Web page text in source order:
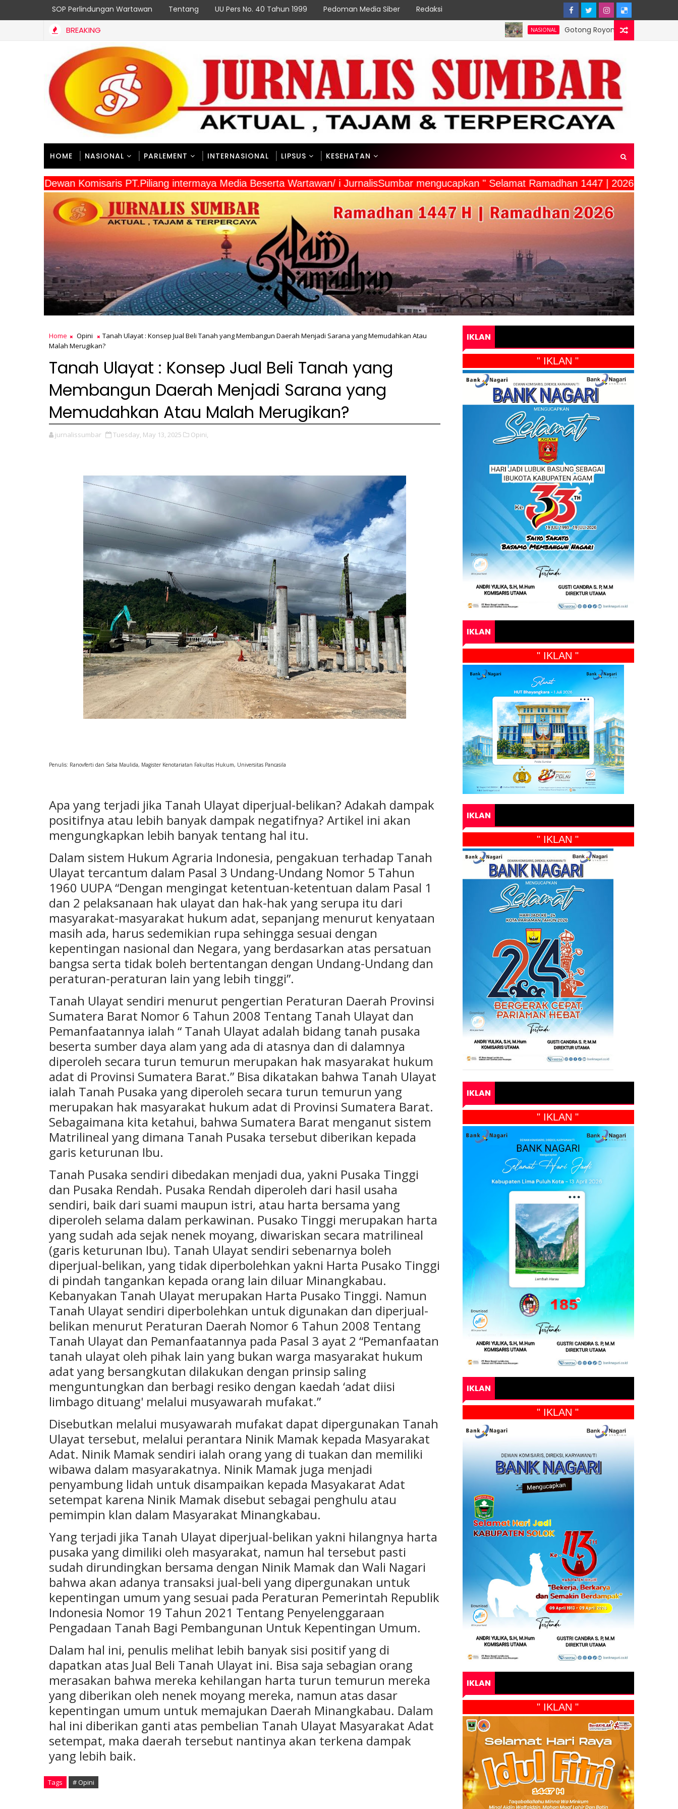
SOP Perlindungan Wartawan Tentang UU Pers No. 40 Tahun 1999 Pedoman Media Siber Redaksi
BREAKING
Gotong Royong Demi Setetes Kehidupan, Satgas
Penyuluhan Wasbang & Hukum, Tanamkan Kesadaran Berbangsa serta Taat Aturan di Kampung Sesor
HOME NASIONAL PARLEMENT INTERNASIONAL LIPSUS KESEHATAN
" Dewan Komisaris PT.Piliang intermaya Media Beserta Wartawan/ i JurnalisSumbar mengucapkan " Selamat Ramadhan 1447 | 2026"
Home Opini
Tanah Ulayat : Konsep Jual Beli Tanah yang Membangun Daerah Menjadi Sarana yang Memudahkan Atau
Malah Merugikan?
Tanah Ulayat : Konsep Jual Beli Tanah yang
Membangun Daerah Menjadi Sarana yang
Memudahkan Atau Malah Merugikan?
jurnalissumbar Tuesday, May 13, 2025 Opini,
Penulis: Ranovferti dan Salsa Maulida, Magister Kenotariatan Fakultas Hukum, Universitas Pancasila
Apa yang terjadi jika Tanah Ulayat diperjual-belikan? Adakah dampak
positifnya atau lebih banyak dampak negatifnya? Artikel ini akan
mengungkapkan lebih banyak tentang hal itu.
Dalam sistem Hukum Agraria Indonesia, pengakuan terhadap Tanah
Ulayat tercantum dalam Pasal 3 Undang-Undang Nomor 5 Tahun
1960 UUPA “Dengan mengingat ketentuan-ketentuan dalam Pasal 1
dan 2 pelaksanaan hak ulayat dan hak-hak yang serupa itu dari
masyarakat-masyarakat hukum adat, sepanjang menurut kenyataan
masih ada, harus sedemikian rupa sehingga sesuai dengan
kepentingan nasional dan Negara, yang berdasarkan atas persatuan
bangsa serta tidak boleh bertentangan dengan Undang-Undang dan
peraturan-peraturan lain yang lebih tinggi”.
Tanah Ulayat sendiri menurut pengertian Peraturan Daerah Provinsi
Sumatera Barat Nomor 6 Tahun 2008 Tentang Tanah Ulayat dan
Pemanfaatannya ialah “ Tanah Ulayat adalah bidang tanah pusaka
beserta sumber daya alam yang ada di atasnya dan di dalamnya
diperoleh secara turun temurun merupakan hak masyarakat hukum
adat di Provinsi Sumatera Barat.” Bisa dikatakan bahwa Tanah Ulayat
ialah Tanah Pusaka yang diperoleh secara turun temurun yang
merupakan hak masyarakat hukum adat di Provinsi Sumatera Barat.
Sebagaimana kita ketahui, bahwa Sumatera Barat menganut sistem
Matrilineal yang dimana Tanah Pusaka tersebut diberikan kepada
garis keturunan Ibu.
Tanah Pusaka sendiri dibedakan menjadi dua, yakni Pusaka Tinggi
dan Pusaka Rendah. Pusaka Rendah diperoleh dari hasil usaha
sendiri, baik dari suami maupun istri, atau harta bersama yang
diperoleh selama dalam perkawinan. Pusako Tinggi merupakan harta
yang sudah ada sejak nenek moyang, diwariskan secara matrilineal
(garis keturunan Ibu). Tanah Ulayat sendiri sebenarnya boleh
diperjual-belikan, yang tidak diperbolehkan yakni Harta Pusako Tinggi
di pindah tangankan kepada orang lain diluar Minangkabau.
Kebanyakan Tanah Ulayat merupakan Harta Pusako Tinggi. Namun
Tanah Ulayat sendiri diperbolehkan untuk digunakan dan diperjual-
belikan menurut Peraturan Daerah Nomor 6 Tahun 2008 Tentang
Tanah Ulayat dan Pemanfaatannya pada Pasal 3 ayat 2 “Pemanfaatan
tanah ulayat oleh pihak lain yang bukan warga masyarakat hukum
adat yang bersangkutan dilakukan dengan prinsip saling
menguntungkan dan berbagi resiko dengan kaedah ‘adat diisi
limbago dituang' melalui musyawarah mufakat.”
Disebutkan melalui musyawarah mufakat dapat dipergunakan Tanah
Ulayat tersebut, melalui perantara Ninik Mamak kepada Masyarakat
Adat. Ninik Mamak sendiri ialah orang yang di tuakan dan memiliki
wibawa dalam masyarakatnya. Ninik Mamak juga menjadi
penyambung lidah untuk disampaikan kepada Masyakarat Adat
setempat karena Ninik Mamak disebut sebagai penghulu atau
pemimpin klan dalam Masyarakat Minangkabau.
Yang terjadi jika Tanah Ulayat diperjual-belikan yakni hilangnya harta
pusaka yang dimiliki oleh masyarakat, namun hal tersebut pasti
sudah dirundingkan bersama dengan Ninik Mamak dan Wali Nagari
bahwa akan adanya transaksi jual-beli yang dipergunakan untuk
kepentingan umum yang sesuai pada Peraturan Pemerintah Republik
Indonesia Nomor 19 Tahun 2021 Tentang Penyelenggaraan
Pengadaan Tanah Bagi Pembangunan Untuk Kepentingan Umum.
Dalam hal ini, penulis melihat lebih banyak sisi positif yang di
dapatkan atas Jual Beli Tanah Ulayat ini. Bisa saja sebagian orang
merasakan bahwa mereka kehilangan harta turun temurun mereka
yang diberikan oleh nenek moyang mereka, namun atas dasar
kepentingan umum untuk memajukan Daerah Minangkabau. Dalam
hal ini diberikan ganti atas pembelian Tanah Ulayat Masyarakat Adat
setempat, maka daerah tersebut nantinya akan terkena dampak
yang lebih baik.
Tags # Opini
IKLAN
" IKLAN "
IKLAN
" IKLAN "
IKLAN
" IKLAN "
IKLAN
" IKLAN "
IKLAN
" IKLAN "
IKLAN
" IKLAN "